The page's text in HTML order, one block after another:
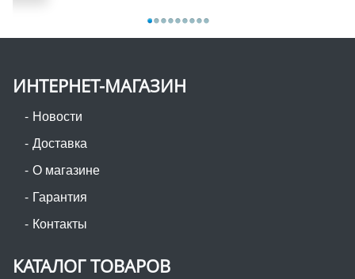
ИНТЕРНЕТ-МАГАЗИН
Новости
Доставка
О магазине
Гарантия
Контакты
КАТАЛОГ ТОВАРОВ